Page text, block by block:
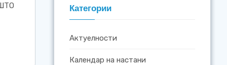
Категории
Актуелности
Календар на настани